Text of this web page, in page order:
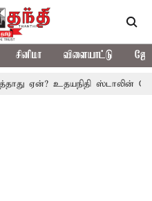
சினிமா விளையாட்டு
ஸ்டாலின் கேள்வி